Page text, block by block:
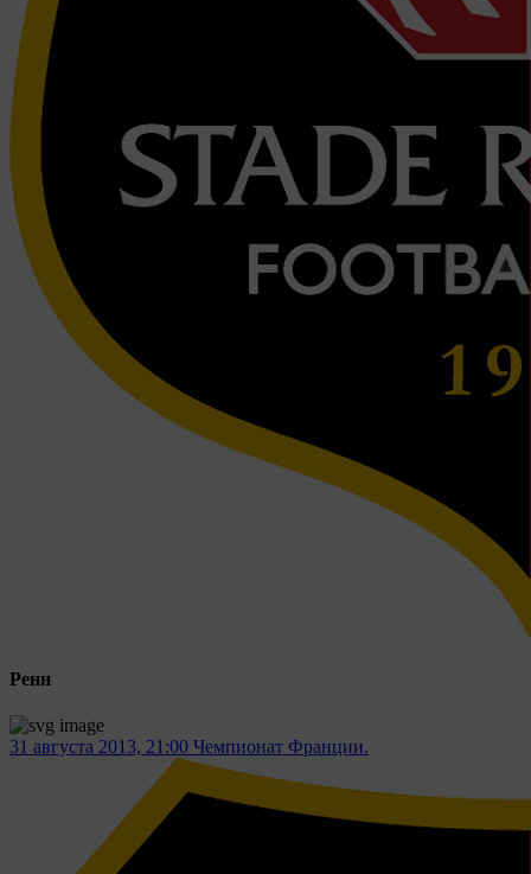
Ренн
31 августа 2013, 21:00 Чемпионат Франции.